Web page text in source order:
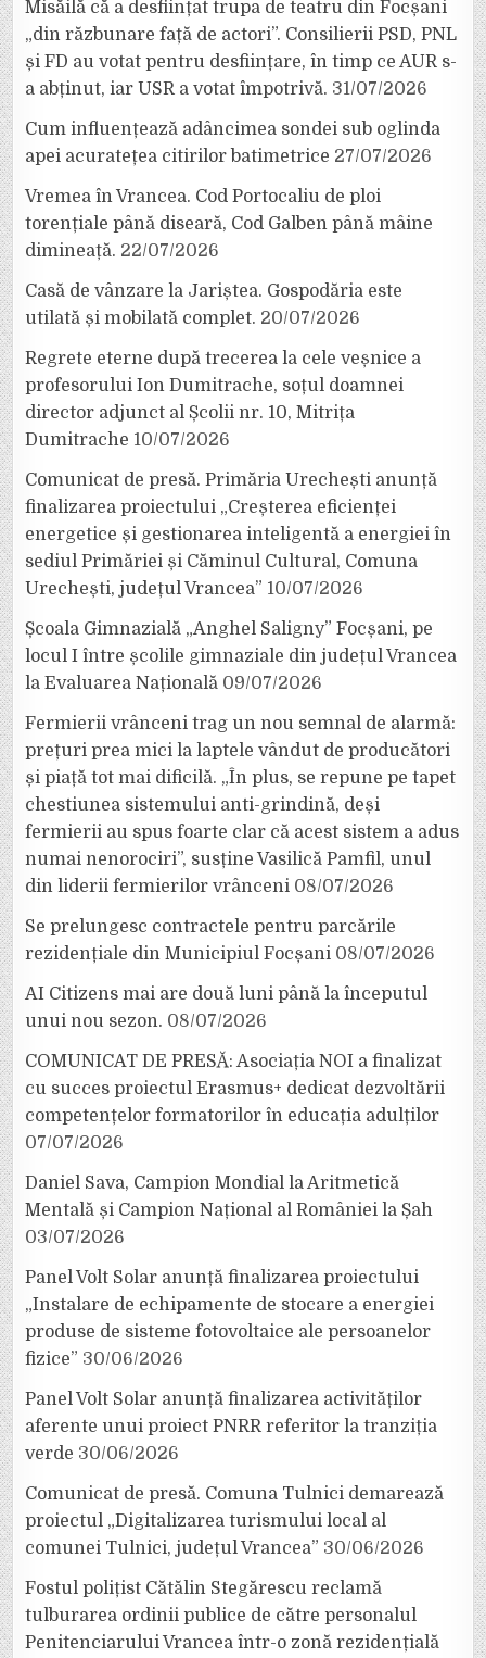
Misăilă că a desființat trupa de teatru din Focșani
„din răzbunare față de actori”. Consilierii PSD, PNL
și FD au votat pentru desființare, în timp ce AUR s-
a abținut, iar USR a votat împotrivă. 31/07/2026
Cum influențează adâncimea sondei sub oglinda
apei acuratețea citirilor batimetrice 27/07/2026
Vremea în Vrancea. Cod Portocaliu de ploi
torențiale până diseară, Cod Galben până mâine
dimineață. 22/07/2026
Casă de vânzare la Jariștea. Gospodăria este
utilată și mobilată complet. 20/07/2026
Regrete eterne după trecerea la cele veșnice a
profesorului Ion Dumitrache, soțul doamnei
director adjunct al Școlii nr. 10, Mitrița
Dumitrache 10/07/2026
Comunicat de presă. Primăria Urechești anunță
finalizarea proiectului „Creșterea eficienței
energetice și gestionarea inteligentă a energiei în
sediul Primăriei și Căminul Cultural, Comuna
Urechești, județul Vrancea” 10/07/2026
Școala Gimnazială „Anghel Saligny” Focșani, pe
locul I între școlile gimnaziale din județul Vrancea
la Evaluarea Națională 09/07/2026
Fermierii vrânceni trag un nou semnal de alarmă:
prețuri prea mici la laptele vândut de producători
și piață tot mai dificilă. „În plus, se repune pe tapet
chestiunea sistemului anti-grindină, deși
fermierii au spus foarte clar că acest sistem a adus
numai nenorociri”, susține Vasilică Pamfil, unul
din liderii fermierilor vrânceni 08/07/2026
Se prelungesc contractele pentru parcările
rezidențiale din Municipiul Focșani 08/07/2026
AI Citizens mai are două luni până la începutul
unui nou sezon. 08/07/2026
COMUNICAT DE PRESĂ: Asociația NOI a finalizat
cu succes proiectul Erasmus+ dedicat dezvoltării
competențelor formatorilor în educația adulților
07/07/2026
Daniel Sava, Campion Mondial la Aritmetică
Mentală și Campion Național al României la Șah
03/07/2026
Panel Volt Solar anunță finalizarea proiectului
„Instalare de echipamente de stocare a energiei
produse de sisteme fotovoltaice ale persoanelor
fizice” 30/06/2026
Panel Volt Solar anunță finalizarea activităților
aferente unui proiect PNRR referitor la tranziția
verde 30/06/2026
Comunicat de presă. Comuna Tulnici demarează
proiectul „Digitalizarea turismului local al
comunei Tulnici, județul Vrancea” 30/06/2026
Fostul polițist Cătălin Stegărescu reclamă
tulburarea ordinii publice de către personalul
Penitenciarului Vrancea într-o zonă rezidențială